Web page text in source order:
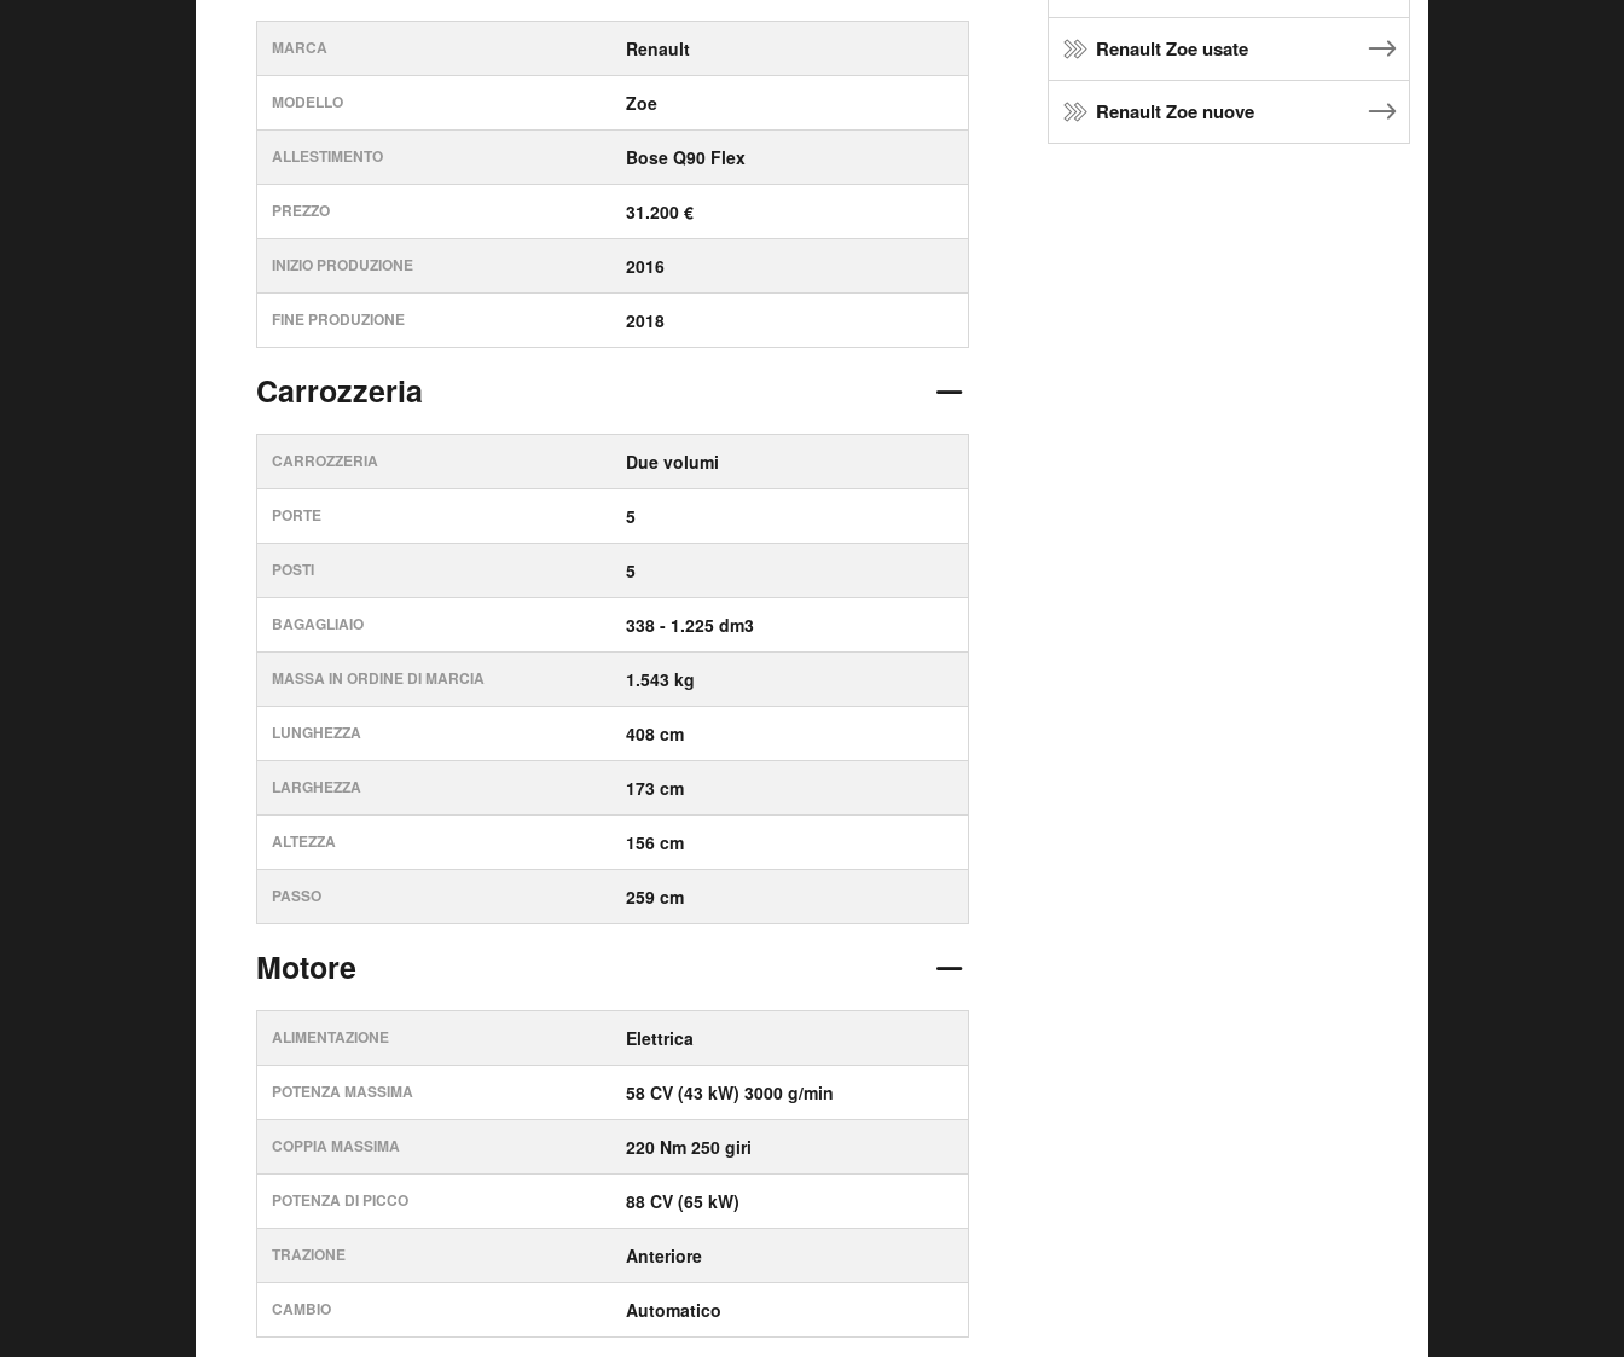
MARCA Renault
MODELLO Zoe
ALLESTIMENTO Bose Q90 Flex
PREZZO 31.200 €
INIZIO PRODUZIONE 2016
FINE PRODUZIONE 2018
Carrozzeria
CARROZZERIA Due volumi
PORTE 5
POSTI 5
BAGAGLIAIO 338 - 1.225 dm3
MASSA IN ORDINE DI MARCIA 1.543 kg
LUNGHEZZA 408 cm
LARGHEZZA 173 cm
ALTEZZA 156 cm
PASSO 259 cm
Motore
ALIMENTAZIONE Elettrica
POTENZA MASSIMA 58 CV (43 kW) 3000 g/min
COPPIA MASSIMA 220 Nm 250 giri
POTENZA DI PICCO 88 CV (65 kW)
TRAZIONE Anteriore
CAMBIO Automatico
Renault Zoe usate
Renault Zoe nuove